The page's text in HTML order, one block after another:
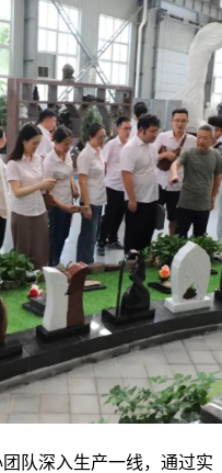
队深入生产一线，通过实